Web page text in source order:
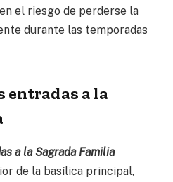
el riesgo de perderse la
durante las temporadas
entradas a la
a la Sagrada Familia
de la basílica principal,